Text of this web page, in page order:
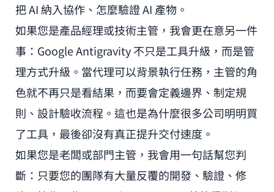
把 AI 納入協作、怎麼驗證 AI 產物。
如果您是產品經理或技術主管，我會更在意另一件
事：Google Antigravity 不只是工具升級，而是管
理方式升級。當代理可以背景執行任務，主管的角
色就不再只是看結果，而要會定義邊界、制定規
則、設計驗收流程。這也是為什麼很多公司明明買
了工具，最後卻沒有真正提升交付速度。
如果您是老闆或部門主管，我會用一句話幫您判
斷：只要您的團隊有大量反覆的開發、驗證、修